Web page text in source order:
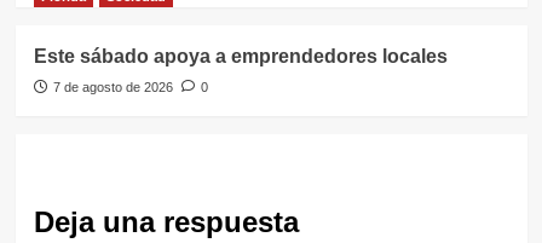
Este sábado apoya a emprendedores locales
7 de agosto de 2026 0
Deja una respuesta